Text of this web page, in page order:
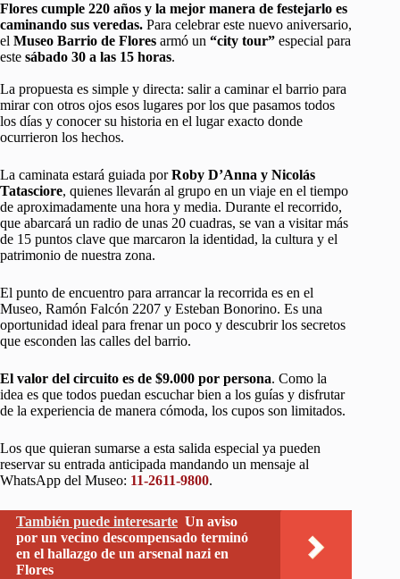
Flores cumple 220 años y la mejor manera de festejarlo es
caminando sus veredas. Para celebrar este nuevo aniversario,
el Museo Barrio de Flores armó un “city tour” especial para
este sábado 30 a las 15 horas.
La propuesta es simple y directa: salir a caminar el barrio para
mirar con otros ojos esos lugares por los que pasamos todos
los días y conocer su historia en el lugar exacto donde
ocurrieron los hechos.
La caminata estará guiada porRoby D’Anna y Nicolás
Tatasciore, quienes llevarán al grupo en un viaje en el tiempo
de aproximadamente una hora y media. Durante el recorrido,
que abarcará un radio de unas 20 cuadras, se van a visitar más
de 15 puntos clave que marcaron la identidad, la cultura y el
patrimonio de nuestra zona.
El punto de encuentro para arrancar la recorrida es en el
Museo, Ramón Falcón 2207 y Esteban Bonorino. Es una
oportunidad ideal para frenar un poco y descubrir los secretos
que esconden las calles del barrio.
El valor del circuito es de $9.000 por persona. Como la
idea es que todos puedan escuchar bien a los guías y disfrutar
de la experiencia de manera cómoda, los cupos son limitados.
Los que quieran sumarse a esta salida especial ya pueden
reservar su entrada anticipada mandando un mensaje al
WhatsApp del Museo: 11-2611-9800.
También puede interesarte Un aviso
por un vecino descompensado terminó
en el hallazgo de un arsenal nazi en
Flores